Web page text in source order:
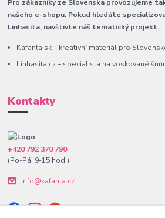
Pro zákazníky ze Slovenska provozujeme
našeho e-shopu. Pokud hledáte
Linhasita, navštivte náš tematický projekt.
Kafanta.sk – kreativní materiál pro
Linhasita.cz – specialista na voskované
Kontakty
+420 792 370 790
(Po-Pá, 9-15 hod.)
info@kafanta.cz